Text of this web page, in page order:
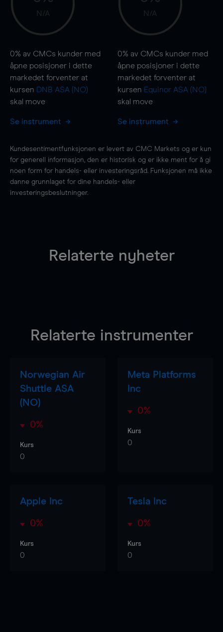
N/A
0% av CMCs kunder med
åpne posisjoner i dette
markedet forventer at
kursen DNB ASA (NO)
skal move
Se instrument
N/A
0% av CMCs kunder med
åpne posisjoner i dette
markedet forventer at
kursen Equinor ASA (NO)
skal move
Se instrument
Kundesentimentfunksjonen er levert av CMC Markets og er kun
for generell informasjon, den er historisk og er ikke ment for å gi
noen form for handels- eller investeringsråd. Funksjonen må ikke
danne grunnlaget for dine handels- eller
investeringsbeslutninger.
Relaterte nyheter
Relaterte instrumenter
Norwegian Air
Shuttle ASA
(NO)
0%
Kurs
0
Meta Platforms
Inc
0%
Kurs
0
Apple Inc
0%
Kurs
0
Tesla Inc
0%
Kurs
0